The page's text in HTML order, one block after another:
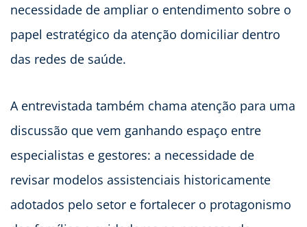
necessidade de ampliar o entendimento sobre o
papel estratégico da atenção domiciliar dentro
das redes de saúde.
A entrevistada também chama atenção para uma
discussão que vem ganhando espaço entre
especialistas e gestores: a necessidade de
revisar modelos assistenciais historicamente
adotados pelo setor e fortalecer o protagonismo